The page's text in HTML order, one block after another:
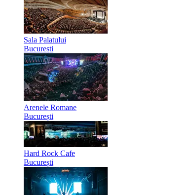
Sala Palatului
București
Arenele Romane
București
Hard Rock Cafe
București